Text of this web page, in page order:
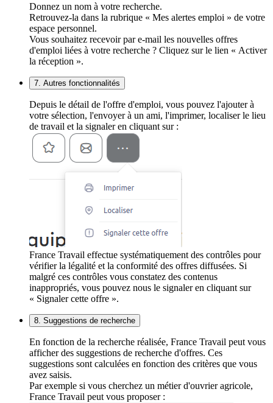
Donnez un nom à votre recherche.
Retrouvez-la dans la rubrique « Mes alertes emploi » de votre
espace personnel.
Vous souhaitez recevoir par e-mail les nouvelles offres
d'emploi liées à votre recherche ? Cliquez sur le lien « Activer
la réception ».
7. Autres fonctionnalités
Depuis le détail de l'offre d'emploi, vous pouvez l'ajouter à
votre sélection, l'envoyer à un ami, l'imprimer, localiser le lieu
de travail et la signaler en cliquant sur :
France Travail effectue systématiquement des contrôles pour
vérifier la légalité et la conformité des offres diffusées. Si
malgré ces contrôles vous constatez des contenus
inappropriés, vous pouvez nous le signaler en cliquant sur
« Signaler cette offre ».
8. Suggestions de recherche
En fonction de la recherche réalisée, France Travail peut vous
afficher des suggestions de recherche d'offres. Ces
suggestions sont calculées en fonction des critères que vous
avez saisis.
Par exemple si vous cherchez un métier d'ouvrier agricole,
France Travail peut vous proposer :